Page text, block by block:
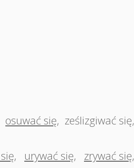
osuwać się, ześlizgiwać się,
, urywać się, zrywać się,